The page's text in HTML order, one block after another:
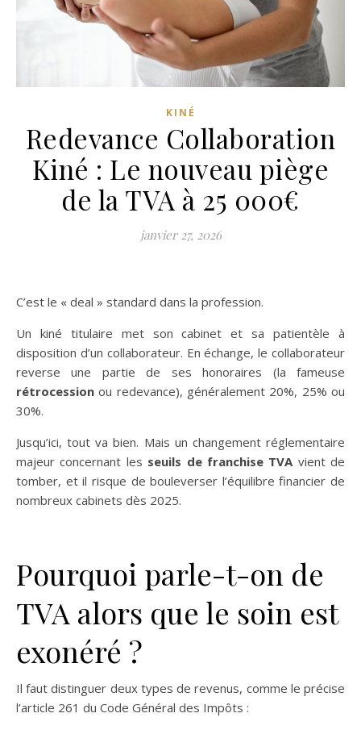
KINÉ
Redevance Collaboration
Kiné : Le nouveau piège
de la TVA à 25 000€
janvier 27, 2026
C’est le « deal » standard dans la profession.
Un kiné titulaire met son cabinet et sa patientèle à
disposition d’un collaborateur. En échange, le collaborateur
reverse une partie de ses honoraires (la fameuse
rétrocession ou redevance), généralement 20%, 25% ou
30%.
Jusqu’ici, tout va bien. Mais un changement réglementaire
majeur concernant les seuils de franchise TVAvient de
tomber, et il risque de bouleverser l’équilibre financier de
nombreux cabinets dès 2025.
Pourquoi parle-t-on de
TVA alors que le soin est
exonéré ?
Il faut distinguer deux types de revenus, comme le précise
l’article 261 du Code Général des Impôts :